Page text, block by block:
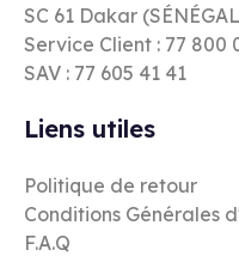
SC 61 Dakar
Service Client : 77 800
SAV : 77 605 41 41
Liens utiles
Politique de retour
Conditions Générales
F.A.Q